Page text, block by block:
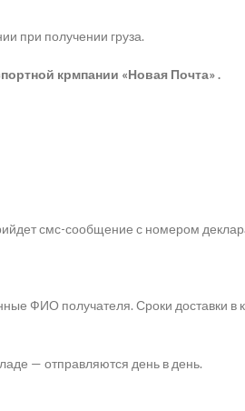
при получении груза.
крмпании «Новая Почта» .
смс-сообщение с номером
ФИО получателя. Сроки доставки
— отправляются день в день.